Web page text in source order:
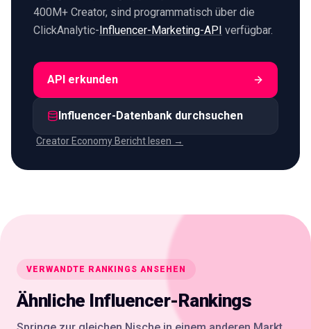
400M+ Creator, sind programmatisch über die
ClickAnalytic-Influencer-Marketing-API verfügbar.
API erkunden
Influencer-Datenbank durchsuchen
Creator Economy Bericht lesen →
VERWANDTE RANKINGS ANSEHEN
Ähnliche Influencer-Rankings